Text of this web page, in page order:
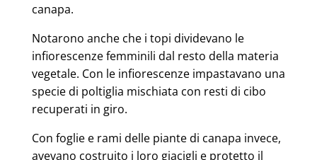
canapa.
Notarono anche che i topi dividevano le
infiorescenze femminili dal resto della materia
vegetale. Con le infiorescenze impastavano una
specie di poltiglia mischiata con resti di cibo
recuperati in giro.
Con foglie e rami delle piante di canapa invece,
avevano costruito i loro giacigli e protetto il